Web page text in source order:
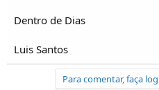
Dentro de Dias
Luis Santos
Para comentar, faça